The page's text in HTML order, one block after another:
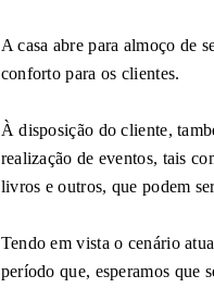
A casa abre para almoço de
conforto para os clientes.
À disposição do cliente,
realização de eventos, tais
livros e outros, que podem
Tendo em vista o cenário
período que, esperamos que